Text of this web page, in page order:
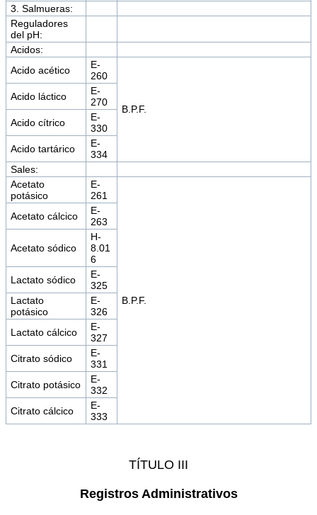
3. Salmueras:
Reguladores
del pH:
Acidos:
Acido acético
E-
260
B.P.F.
Acido láctico
E-
270
Acido cítrico
E-
330
Acido tartárico
E-
334
Sales:
Acetato
potásico
E-
261
B.P.F.
Acetato cálcico
E-
263
Acetato sódico
H-
8.01
6
Lactato sódico
E-
325
Lactato
potásico
E-
326
Lactato cálcico
E-
327
Citrato sódico
E-
331
Citrato potásico
E-
332
Citrato cálcico
E-
333
TÍTULO III
Registros Administrativos